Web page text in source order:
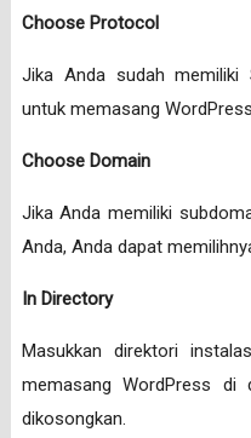
Choose Protocol
Jika Anda sudah memiliki
untuk memasang
Choose Domain
Jika Anda memiliki
Anda, Anda dapat
In Directory
Masukkan direktori
memasang WordPress di
dikosongkan.